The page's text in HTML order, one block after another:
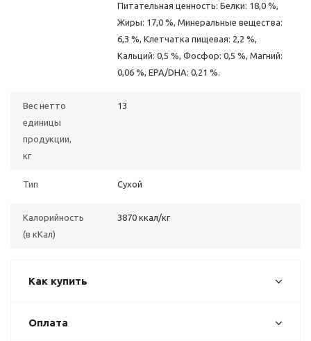
Питательная ценность: Белки: 18,0 %,
Жиры: 17,0 %, Минеральные вещества:
6,3 %, Клетчатка пищевая: 2,2 %,
Кальций: 0,5 %, Фосфор: 0,5 %, Магний:
0,06 %, EPA/DHA: 0,21 %.
Вес нетто
единицы
продукции,
кг
13
Тип Сухой
Калорийность
(в кКал)
3870 ккал/кг
Как купить
Оплата